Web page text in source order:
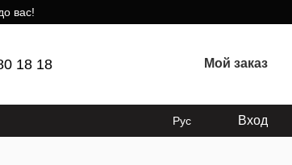
вас!
18 18 Мой заказ
Рус Вход